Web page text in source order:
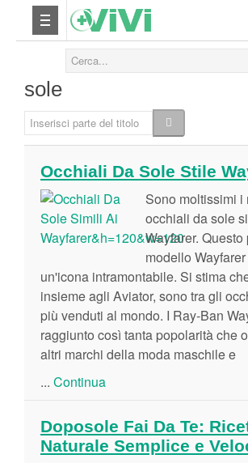
sole
Inserisci parte del titolo
Occhiali Da Sole Stile
Sono moltissimi i
occhiali da sole
Wayfarer.
modello
un'icona intramontabile. Si stima
insieme agli Aviator, sono tra gli
più venduti al mondo. I Ray-Ban
raggiunto così tanta popolarità che
altri marchi della moda maschile e
... Continua
Doposole Fai Da Te:
Naturale Semplice e